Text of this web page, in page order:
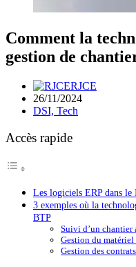
Comment la
gestion de
RJCE
26/11/2024
DSI, Tech
Accès rapide
Les logiciels ERP dans
3 exemples où la
BTP
Suivi d’un chantier
Gestion du matériel
Gestion des